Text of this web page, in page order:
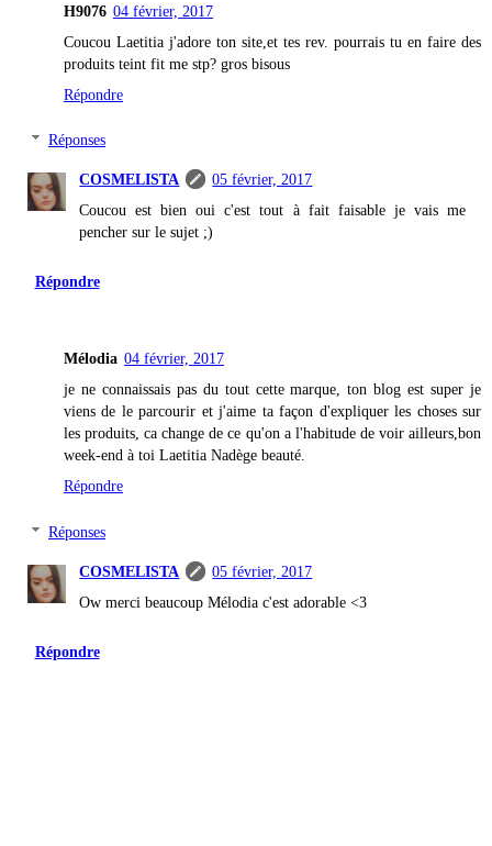
H9076 04 février, 2017
Coucou Laetitia j'adore ton site,et tes rev. pourrais tu en faire des
produits teint fit me stp? gros bisous
Répondre
Réponses
COSMELISTA
05 février, 2017
Coucou est bien oui c'est tout à fait faisable je vais me
pencher sur le sujet ;)
Répondre
Mélodia 04 février, 2017
je ne connaissais pas du tout cette marque, ton blog est super je
viens de le parcourir et j'aime ta façon d'expliquer les choses sur
les produits, ca change de ce qu'on a l'habitude de voir ailleurs,bon
week-end à toi Laetitia Nadège beauté.
Répondre
Réponses
COSMELISTA
05 février, 2017
Ow merci beaucoup Mélodia c'est adorable <3
Répondre